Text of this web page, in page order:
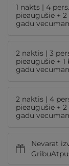
1 nakts | 4
pieaugušie +
gadu
2 naktis | 3
pieaugušie + 1
gadu
2 naktis | 4
pieaugušie +
gadu
Nevarat